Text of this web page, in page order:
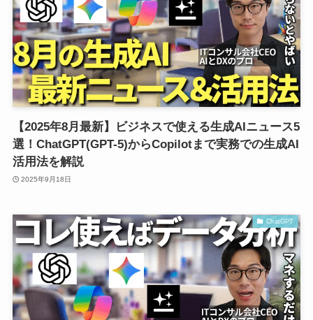
【2025年8月最新】ビジネスで使える生成AIニュース5
選！ChatGPT(GPT-5)からCopilotまで実務での生成AI
活用法を解説
2025年9月18日
ChatGPT